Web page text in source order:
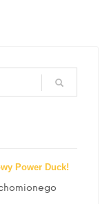
Power Duck!